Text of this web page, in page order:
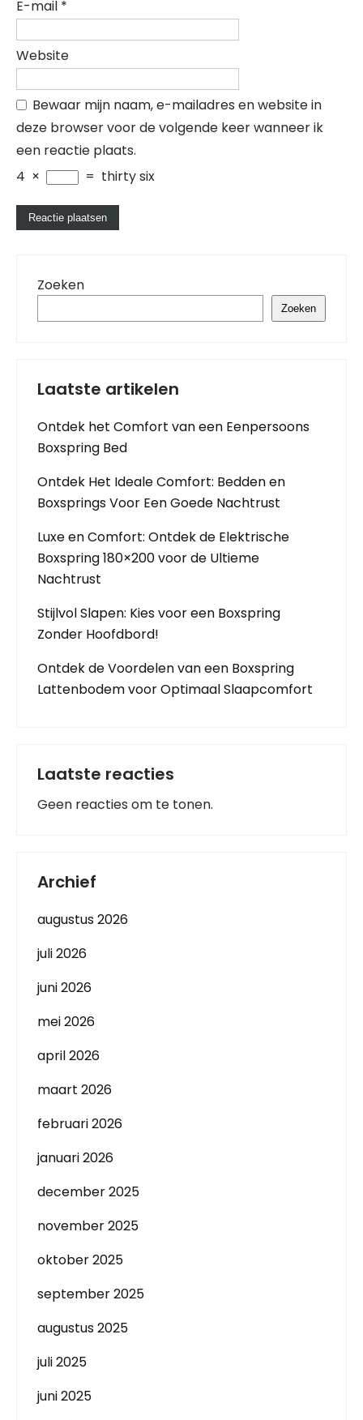
E-mail *
Website
Bewaar mijn naam, e-mailadres en website in
deze browser voor de volgende keer wanneer ik
een reactie plaats.
4 × = thirty six
Zoeken
Zoeken
Laatste artikelen
Ontdek het Comfort van een Eenpersoons
Boxspring Bed
Ontdek Het Ideale Comfort: Bedden en
Boxsprings Voor Een Goede Nachtrust
Luxe en Comfort: Ontdek de Elektrische
Boxspring 180×200 voor de Ultieme
Nachtrust
Stijlvol Slapen: Kies voor een Boxspring
Zonder Hoofdbord!
Ontdek de Voordelen van een Boxspring
Lattenbodem voor Optimaal Slaapcomfort
Laatste reacties
Geen reacties om te tonen.
Archief
augustus 2026
juli 2026
juni 2026
mei 2026
april 2026
maart 2026
februari 2026
januari 2026
december 2025
november 2025
oktober 2025
september 2025
augustus 2025
juli 2025
juni 2025